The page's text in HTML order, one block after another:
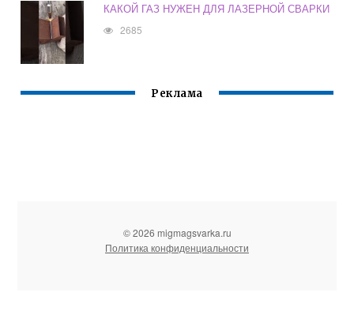
КАКОЙ ГАЗ НУЖЕН ДЛЯ ЛАЗЕРНОЙ СВАРКИ
2685
Реклама
© 2026 migmagsvarka.ru
Политика конфиденциальности